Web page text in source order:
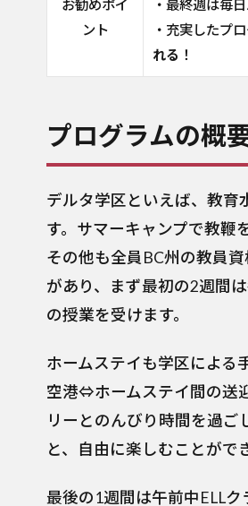
お勧めポイ
ント
・最終週は毎
・充実したプ
れる ！
プログラムの概
デルタ学区といえば、教育
す。サマーキャンプで教鞭
その他も全員BC州の教員
があり、まず最初の2週間
の授業を受けます。
ホームステイも学区による
空港⇔ホームステイ間の送
リーとのんびり時間を過ご
と、自由に楽しむことがで
最後の1週間は午前中ELL